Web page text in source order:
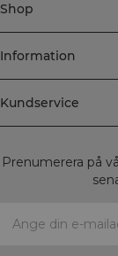
Shop
Information
Kundservice
Prenumerera på